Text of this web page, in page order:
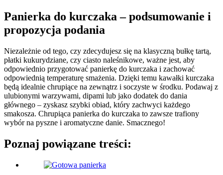
Panierka do kurczaka – podsumowanie i
propozycja podania
Niezależnie od tego, czy zdecydujesz się na klasyczną bułkę tartą,
płatki kukurydziane, czy ciasto naleśnikowe, ważne jest, aby
odpowiednio przygotować panierkę do kurczaka i zachować
odpowiednią temperaturę smażenia. Dzięki temu kawałki kurczaka
będą idealnie chrupiące na zewnątrz i soczyste w środku. Podawaj z
ulubionymi warzywami, dipami lub jako dodatek do dania
głównego – zyskasz szybki obiad, który zachwyci każdego
smakosza. Chrupiąca panierka do kurczaka to zawsze trafiony
wybór na pyszne i aromatyczne danie. Smacznego!
Poznaj powiązane treści: